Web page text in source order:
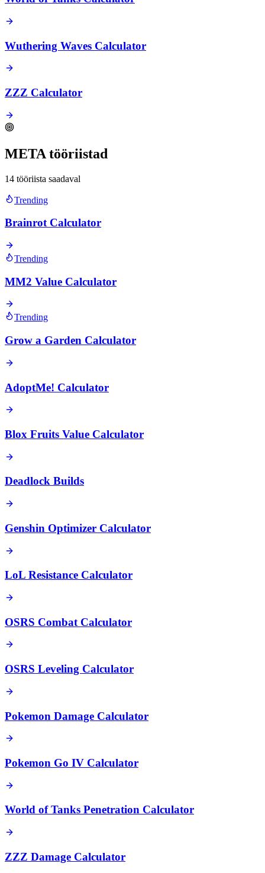
Wuthering Waves Calculator
ZZZ Calculator
META tööriistad
14 tööriista saadaval
Trending
Brainrot Calculator
Trending
MM2 Value Calculator
Trending
Grow a Garden Calculator
AdoptMe! Calculator
Blox Fruits Value Calculator
Deadlock Builds
Genshin Optimizer Calculator
LoL Resistance Calculator
OSRS Combat Calculator
OSRS Leveling Calculator
Pokemon Damage Calculator
Pokemon Go IV Calculator
World of Tanks Penetration Calculator
ZZZ Damage Calculator